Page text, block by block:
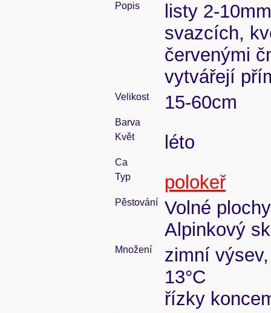
Popis
listy 2-
svazcích,
červenými
vytvářejí
Velikost 15-60cm
Barva
Květ
léto
Ca
Typ
polokeř
Pěstování
Volné
Alpinkový
Množení
zimní
13°C
řízky